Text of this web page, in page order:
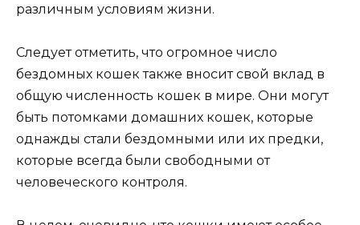
различным условиям жизни.
Следует отметить, что огромное число
бездомных кошек также вносит свой вклад в
общую численность кошек в мире. Они могут
быть потомками домашних кошек, которые
однажды стали бездомными или их предки,
которые всегда были свободными от
человеческого контроля.